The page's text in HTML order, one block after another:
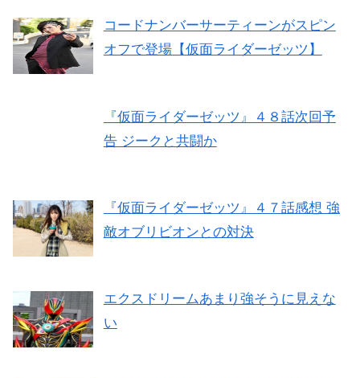
コードナンバーサーティーンがスピン
オフで登場【仮面ライダーゼッツ】
『仮面ライダーゼッツ』４８話次回予
告 ジークと共闘か
『仮面ライダーゼッツ』４７話感想 強
敵オブリビオンとの対決
エクスドリームあまり強そうに見えな
い